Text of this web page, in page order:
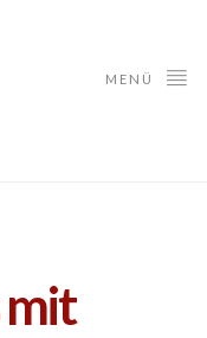
MENÜ
mit